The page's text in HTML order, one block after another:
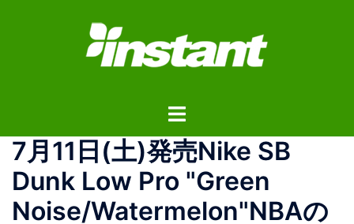
ス
ト
ル
ニ
ュ
7月11日(土)発売Nike SB
Dunk Low Pro "Green
Noise/Watermelon"NBAの